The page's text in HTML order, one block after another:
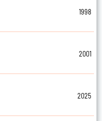
1998
2001
2025